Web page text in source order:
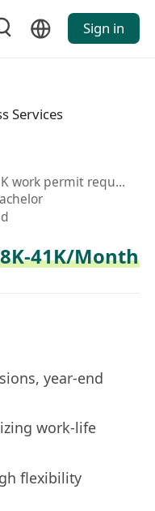
Sign in
Services
HK work permit required
41K/Month
year-end
work-life
flexibility